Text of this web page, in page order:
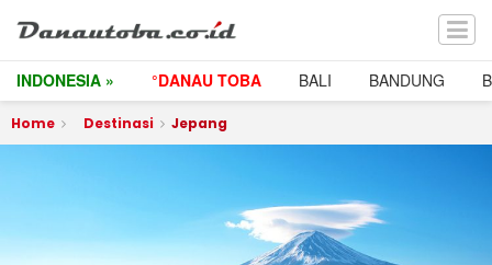
INDONESIA » °DANAU TOBA BALI BANDUNG
Home Destinasi Jepang